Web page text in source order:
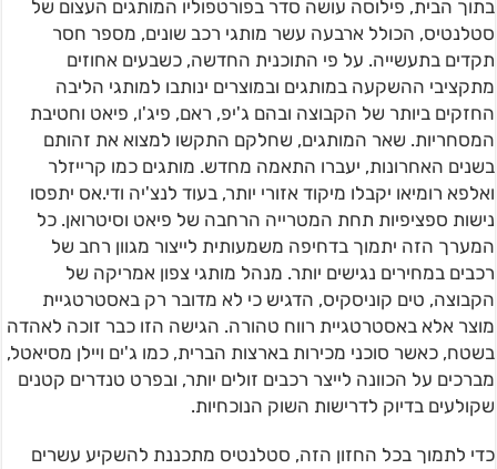
בתוך הבית, פילוסה עושה סדר בפורטפוליו המותגים העצום של
סטלנטיס, הכולל ארבעה עשר מותגי רכב שונים, מספר חסר
תקדים בתעשייה. על פי התוכנית החדשה, כשבעים אחוזים
מתקציבי ההשקעה במותגים ובמוצרים ינותבו למותגי הליבה
החזקים ביותר של הקבוצה ובהם ג'יפ, ראם, פיג'ו, פיאט וחטיבת
המסחריות. שאר המותגים, שחלקם התקשו למצוא את זהותם
בשנים האחרונות, יעברו התאמה מחדש. מותגים כמו קרייזלר
ואלפא רומיאו יקבלו מיקוד אזורי יותר, בעוד לנצ'יה ודי.אס יתפסו
נישות ספציפיות תחת המטרייה הרחבה של פיאט וסיטרואן. כל
המערך הזה יתמוך בדחיפה משמעותית לייצור מגוון רחב של
רכבים במחירים נגישים יותר. מנהל מותגי צפון אמריקה של
הקבוצה, טים קוניסקיס, הדגיש כי לא מדובר רק באסטרטגיית
מוצר אלא באסטרטגיית רווח טהורה. הגישה הזו כבר זוכה לאהדה
בשטח, כאשר סוכני מכירות בארצות הברית, כמו ג'ים ויילן מסיאטל,
מברכים על הכוונה לייצר רכבים זולים יותר, ובפרט טנדרים קטנים
שקולעים בדיוק לדרישות השוק הנוכחיות.
כדי לתמוך בכל החזון הזה, סטלנטיס מתכננת להשקיע עשרים